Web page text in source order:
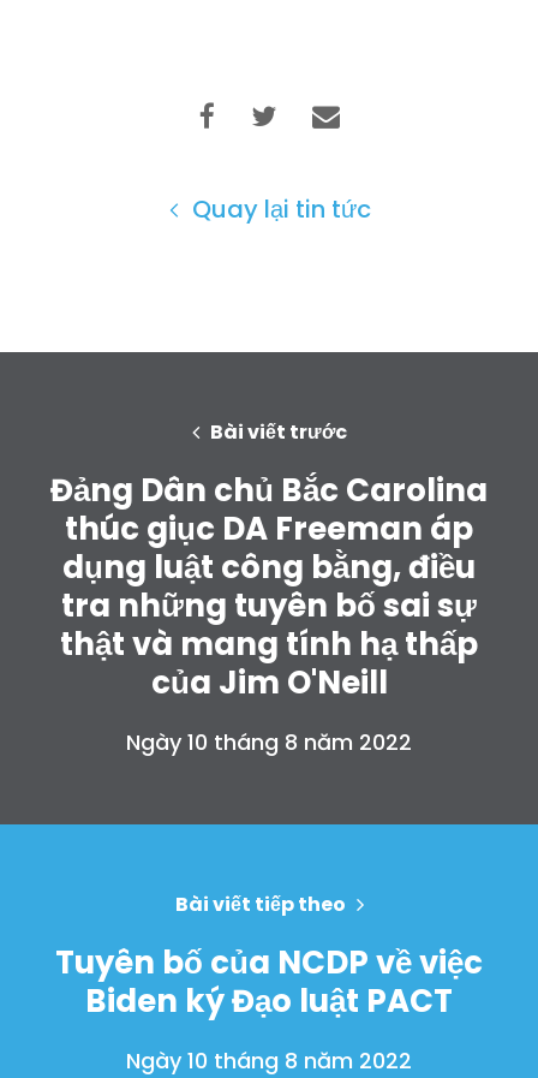
Trang chủ
Take Back the Courts
Vote
Quay lại tin tức
Bài viết trước
Đảng Dân chủ Bắc Carolina
thúc giục DA Freeman áp
dụng luật công bằng, điều
tra những tuyên bố sai sự
thật và mang tính hạ thấp
của Jim O'Neill
Ngày 10 tháng 8 năm 2022
Bài viết tiếp theo
Tuyên bố của NCDP về việc
Biden ký Đạo luật PACT
Ngày 10 tháng 8 năm 2022